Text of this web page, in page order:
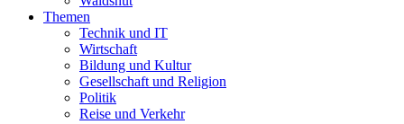
Themen
Technik und IT
Wirtschaft
Bildung und Kultur
Gesellschaft und Religion
Politik
Reise und Verkehr